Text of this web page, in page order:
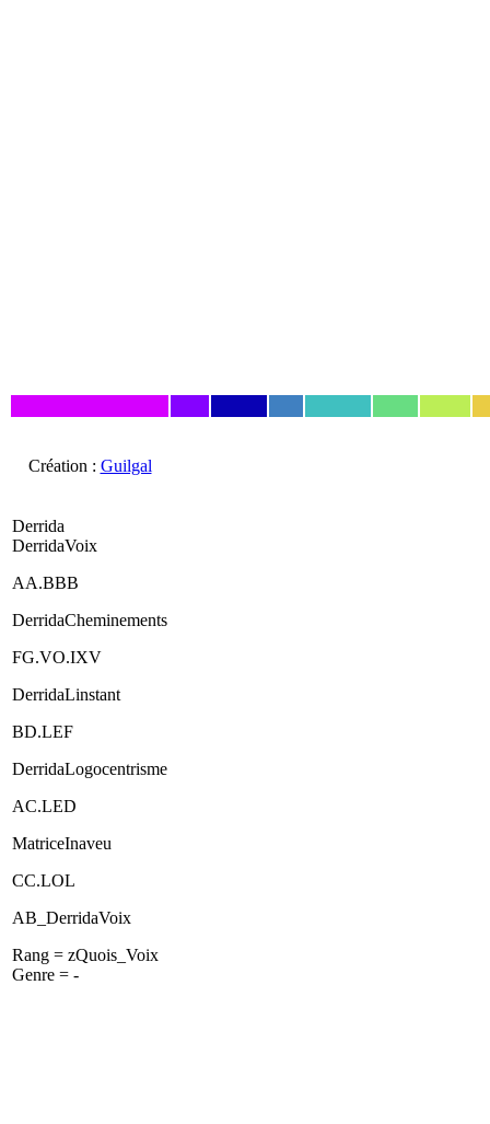
Création : Guilgal
Derrida
DerridaVoix
AA.BBB
DerridaCheminements
FG.VO.IXV
DerridaLinstant
BD.LEF
DerridaLogocentrisme
AC.LED
MatriceInaveu
CC.LOL
AB_DerridaVoix
Rang = zQuois_Voix
Genre = -